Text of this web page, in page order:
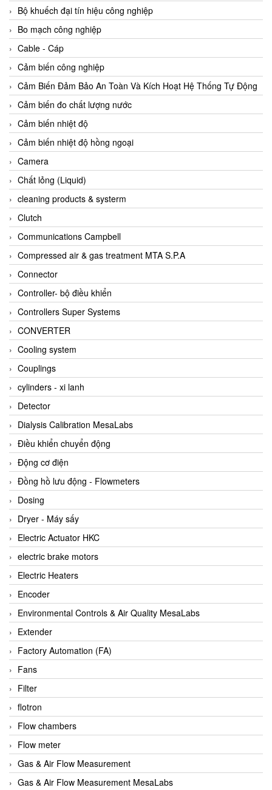
AGR International Vietnam
Aichi Tokei Denki Vietnam
Aii Vietnam
AIKOH
AINUO Vietnam
AIR MAJOR
Aira Euro Automation
Airtac Vietnam
Airtec Vietnam
AI-Tek Vietnam
Akerstroms Viet Nam
AKO Armaturen & Separationstechnik
AKO Armaturen & Separationstechnik Vietnam
AKUSENSE
ALA OFFICINE SPA
Albrecht-Automatik Viet Nam
Allen Bradley Vietnam
Alpha Moisture Vietnam
Alpha-Achem Vietnam
Alphino
ALRE-IT Vietnam
Altech
Amarillo Gear
Ametek
AMPTRON Vietnam
AND Vietnam
ANDERSON-NEGELE
ANDILOG Technologies Vietnam
Anritsu
ANTEC S.A
Antico pumps
Anybus/ HMS
AOBEN
Apex Dynamics Vietnam
Apex Dynamics Vietnam
Apiste
APLISENS VietNam
Apollo Fire
Appleton
AQ Matic
Aqualabo Vietnam
Aquametro
Bộ khuếch đại tín hiệu công nghiệp
Bo mạch công nghiệp
Cable - Cáp
Cảm biến công nghiệp
Cảm Biến Đảm Bảo An Toàn Và Kích Hoạt Hệ Thống Tự Động
Cảm biến đo chất lượng nước
Cảm biến nhiệt độ
Cảm biến nhiệt độ hồng ngoại
Camera
Chất lỏng (Liquid)
cleaning products & systerm
Clutch
Communications Campbell
Compressed air & gas treatment MTA S.P.A
Connector
Controller- bộ điều khiển
Controllers Super Systems
CONVERTER
Cooling system
Couplings
cylinders - xi lanh
Detector
Dialysis Calibration MesaLabs
Điều khiển chuyển động
Động cơ điện
Đồng hồ lưu động - Flowmeters
Dosing
Dryer - Máy sấy
Electric Actuator HKC
electric brake motors
Electric Heaters
Encoder
Environmental Controls & Air Quality MesaLabs
Extender
Factory Automation (FA)
Fans
Filter
flotron
Flow chambers
Flow meter
Gas & Air Flow Measurement
Gas & Air Flow Measurement MesaLabs